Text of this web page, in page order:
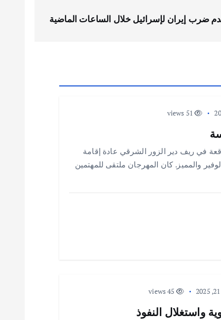
ضرب إيران لإسرائيل خلال الساعات الماضية
51 views
في ريف دير الزور الشرقي عادة إقامة
والمميز. كان المهرجان ملتقى للمهتمين
واستغلال النفوذ